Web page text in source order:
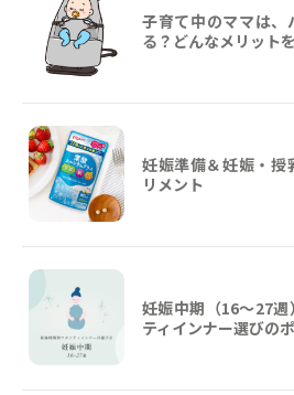
子育て中のママは、
る？どんなメリット
妊娠準備＆妊娠・授
リメント
妊娠中期（16〜27
ティインナー選びの